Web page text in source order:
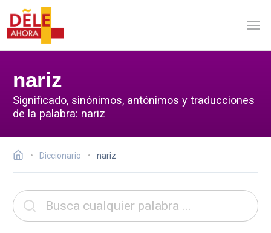
nariz
Significado, sinónimos, antónimos y traducciones
de la palabra: nariz
Diccionario nariz